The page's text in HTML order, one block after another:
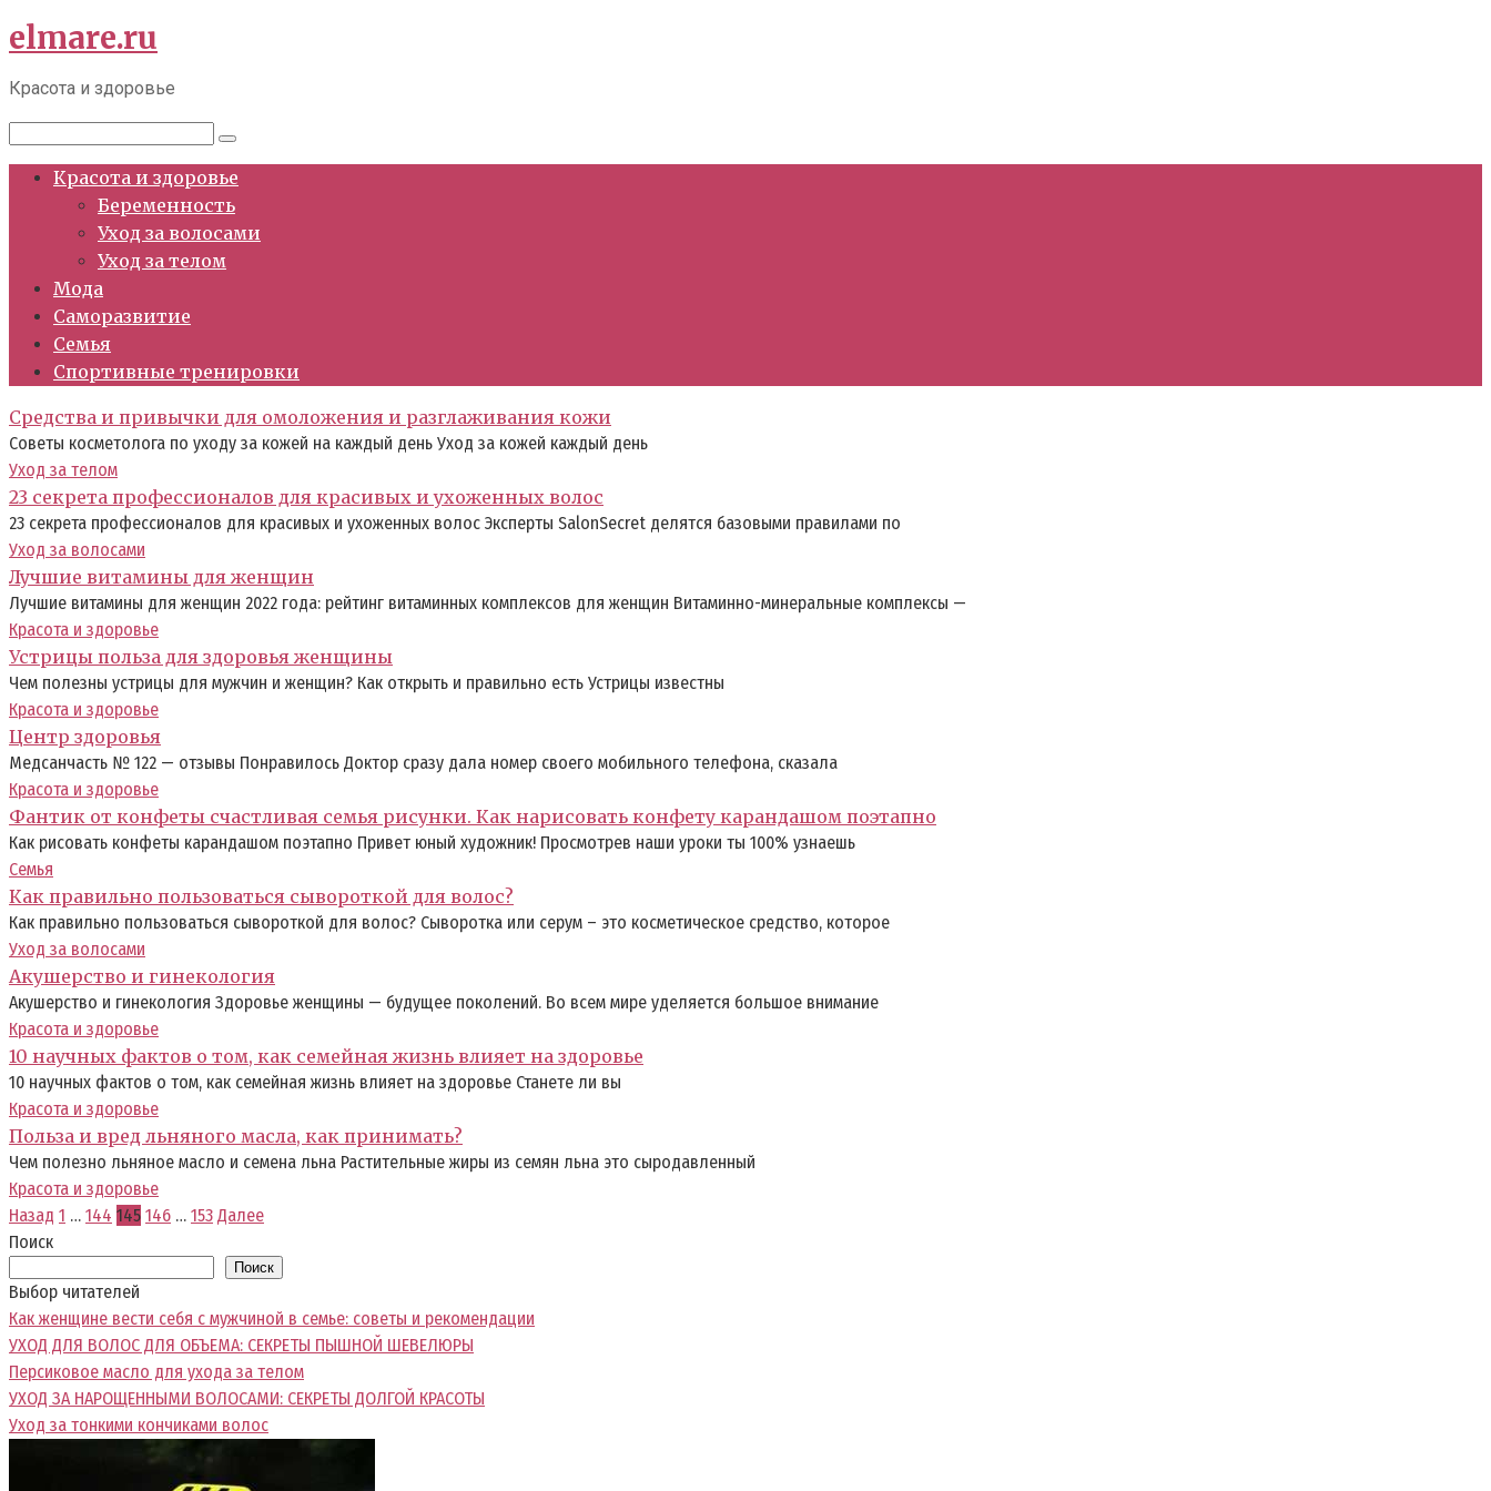
Перейти
к
контенту
elmare.ru
Красота и здоровье
Красота и здоровье
Беременность
Уход за волосами
Уход за телом
Мода
Саморазвитие
Семья
Спортивные тренировки
Средства и привычки для омоложения и разглаживания кожи
Советы косметолога по уходу за кожей на каждый день Уход за кожей каждый день
Уход за телом
23 секрета профессионалов для красивых и ухоженных волос
23 секрета профессионалов для красивых и ухоженных волос Эксперты SalonSecret делятся базовыми правилами по
Уход за волосами
Лучшие витамины для женщин
Лучшие витамины для женщин 2022 года: рейтинг витаминных комплексов для женщин Витаминно-минеральные комплексы —
Красота и здоровье
Устрицы польза для здоровья женщины
Чем полезны устрицы для мужчин и женщин? Как открыть и правильно есть Устрицы известны
Красота и здоровье
Центр здоровья
Медсанчасть № 122 — отзывы Понравилось Доктор сразу дала номер своего мобильного телефона, сказала
Красота и здоровье
Фантик от конфеты счастливая семья рисунки. Как нарисовать конфету карандашом поэтапно
Как рисовать конфеты карандашом поэтапно Привет юный художник! Просмотрев наши уроки ты 100% узнаешь
Семья
Как правильно пользоваться сывороткой для волос?
Как правильно пользоваться сывороткой для волос? Сыворотка или серум – это косметическое средство, которое
Уход за волосами
Акушерство и гинекология
Акушерство и гинекология Здоровье женщины — будущее поколений. Во всем мире уделяется большое внимание
Красота и здоровье
10 научных фактов о том, как семейная жизнь влияет на здоровье
10 научных фактов о том, как семейная жизнь влияет на здоровье Станете ли вы
Красота и здоровье
Польза и вред льняного масла, как принимать?
Чем полезно льняное масло и семена льна Растительные жиры из семян льна это сыродавленный
Красота и здоровье
Пагинация
записей
Назад 1 … 144 145 146 … 153 Далее
Поиск
Поиск
Выбор читателей
Как женщине вести себя с мужчиной в семье: советы и рекомендации
УХОД ДЛЯ ВОЛОС ДЛЯ ОБЪЕМА: СЕКРЕТЫ ПЫШНОЙ ШЕВЕЛЮРЫ
Персиковое масло для ухода за телом
УХОД ЗА НАРОЩЕННЫМИ ВОЛОСАМИ: СЕКРЕТЫ ДОЛГОЙ КРАСОТЫ
Уход за тонкими кончиками волос